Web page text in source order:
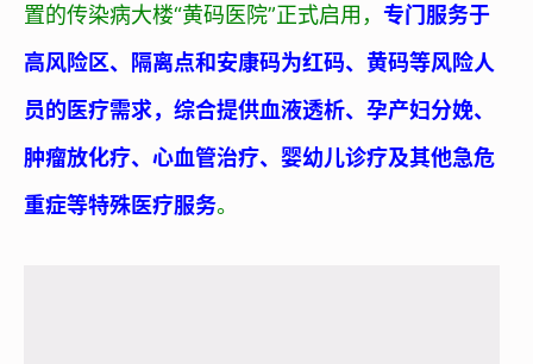
置的传染病大楼“黄码医院”正式启用 ， 专门服务于
高风险区、隔离点和安康码为红码、黄码等风险人
员的医疗需求，综合提供血液透析、孕产妇分娩、
肿瘤放化疗、心血管治疗、婴幼儿诊疗及其他急危
重症等特殊医疗服务。